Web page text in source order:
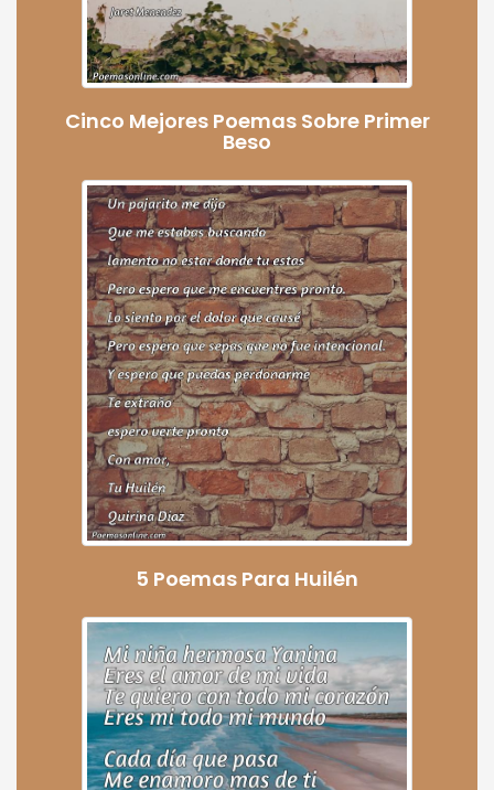
Cinco Mejores Poemas Sobre Primer
Beso
5 Poemas Para Huilén